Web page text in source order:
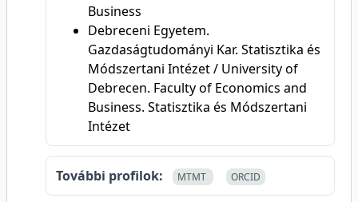
Business
Debreceni Egyetem.
Gazdaságtudományi Kar. Statisztika és
Módszertani Intézet / University of
Debrecen. Faculty of Economics and
Business. Statisztika és Módszertani
Intézet
További profilok: MTMT ORCID